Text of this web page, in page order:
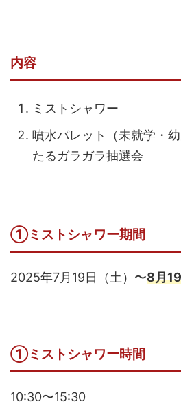
内容
ミストシャワー
噴水パレット（未就学・
たるガラガラ抽選会
①ミストシャワー期間
2025年7月19日（土）〜8月
①ミストシャワー時間
10:30〜15:30